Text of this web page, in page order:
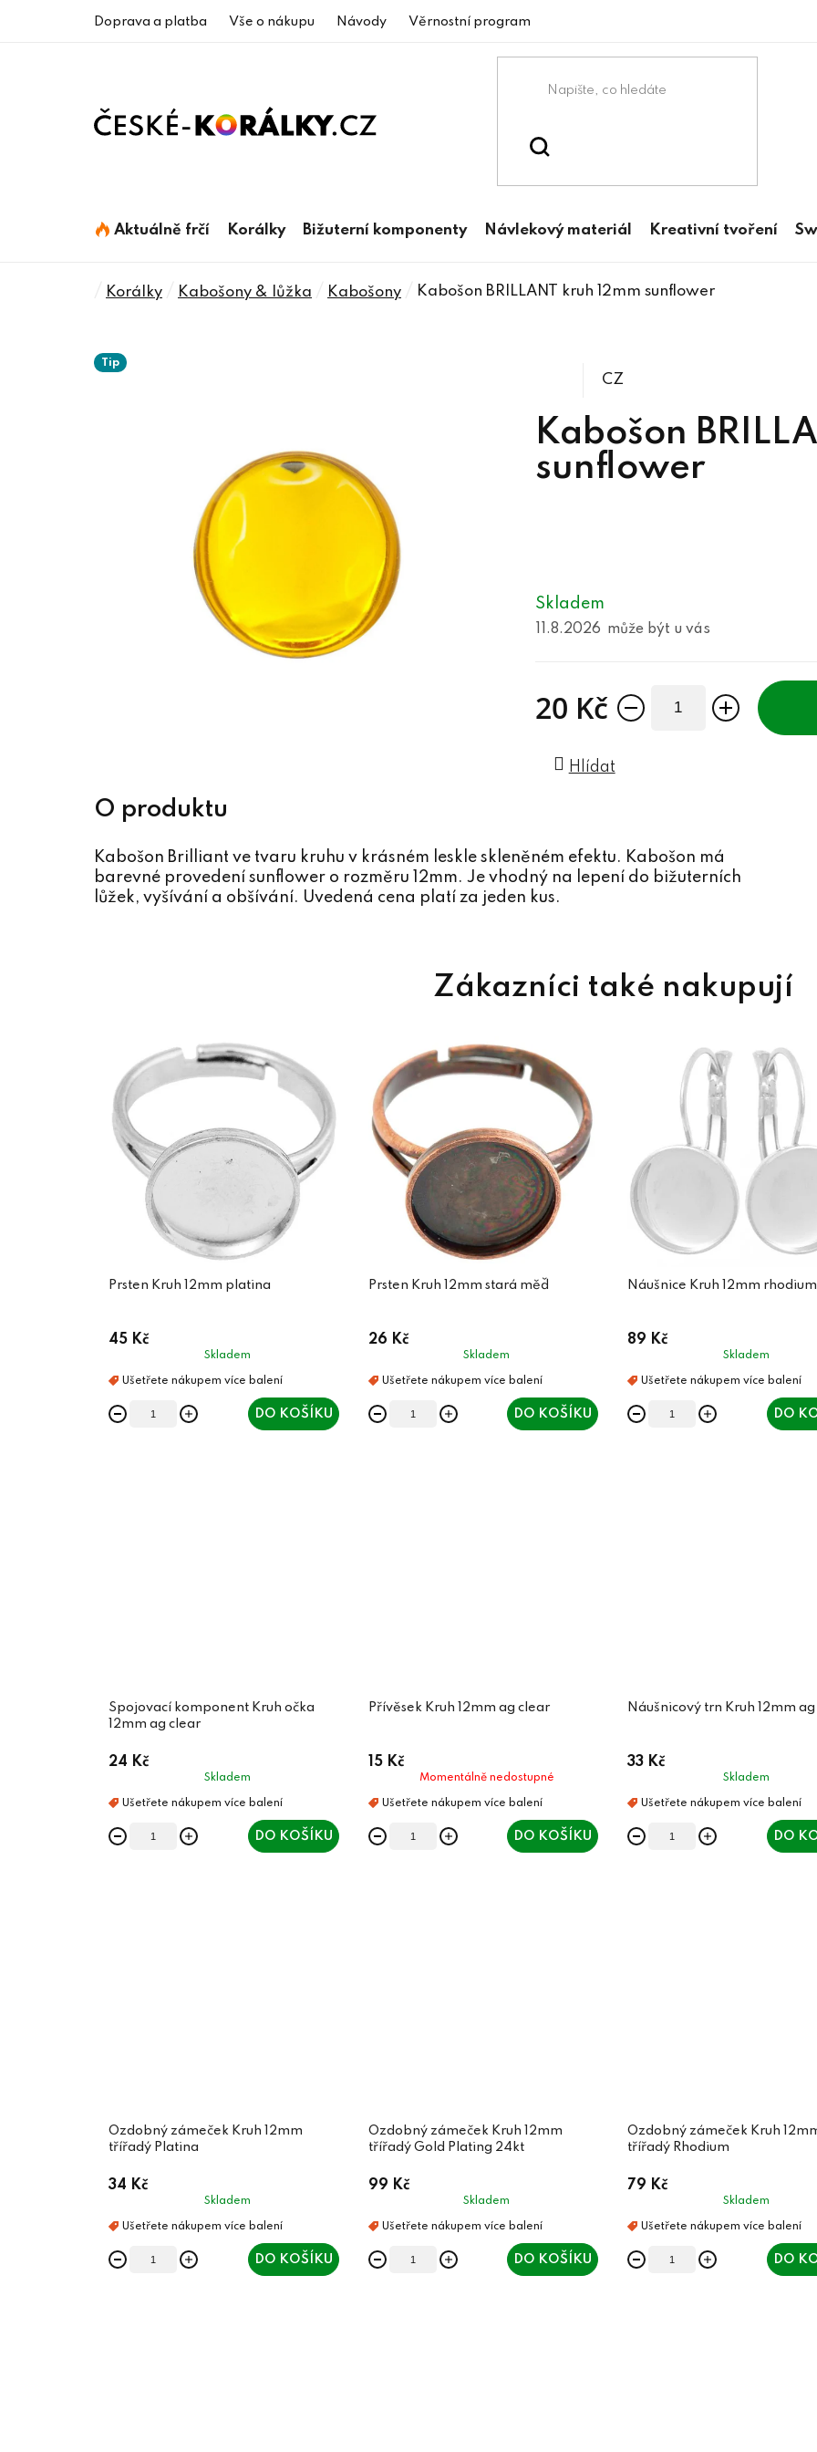
Doprava a platba Vše o nákupu Návody Věrnostní program
Aktuálně frčí Korálky Bižuterní komponenty Návlekový materiál Kreativní tvoření
Domů
Korálky Kabošony & lůžka Kabošony Kabošon BRILLANT kruh 12mm sunflower
Kabošon
sunflower
CZ
Skladem
11.8.2026
20 Kč
Hlídat
Tip
Kabošon Brilliant ve tvaru kruhu v krásném leskle skleněném efektu. Kabošon má
barevné provedení sunflower o rozměru 12mm. Je vhodný na lepení do bižuterních
lůžek, vyšívání a obšívání. Uvedená cena platí za jeden kus.
Prsten Kruh 12mm platina
45 Kč
Skladem
DO KOŠÍKU
Prsten Kruh 12mm stará měď
26 Kč
Skladem
DO KOŠÍKU
Náušnice Kruh 12mm rhodium
89 Kč
Skladem
DO
Spojovací komponent Kruh očka
12mm ag clear
24 Kč
Skladem
DO KOŠÍKU
Přívěsek Kruh 12mm ag clear
15 Kč
Momentálně nedostupné
DO KOŠÍKU
Náušnicový trn Kruh 12mm
33 Kč
Skladem
DO
Ozdobný zámeček Kruh 12mm
třířadý Platina
34 Kč
Skladem
DO KOŠÍKU
Ozdobný zámeček Kruh 12mm
třířadý Gold Plating 24kt
99 Kč
Skladem
DO KOŠÍKU
Ozdobný zámeček Kruh
třířadý Rhodium
79 Kč
Skladem
DO